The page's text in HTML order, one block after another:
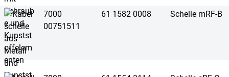
7000
00751511
61 1582 0008 Schelle mRF-B